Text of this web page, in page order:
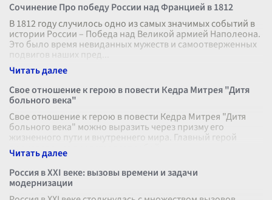
Сочинение Про победу России над Францией в 1812
В 1812 году случилось одно из самых значимых событий в
истории России – Победа над Великой армией Наполеона.
Это было время невиданных мужеств и самоотверженных
подвигов наших пред
Свое отношение к герою в повести Кедра Митрея "Дитя
больного века"
Свое отношение к герою в повести Кедра Митрея "Дитя
больного века" можно выразить через призму его
жизненного пути и внутреннего мира. Главный герой
произведения представляет собой
Россия в XXI веке: вызовы времени и задачи
модернизации